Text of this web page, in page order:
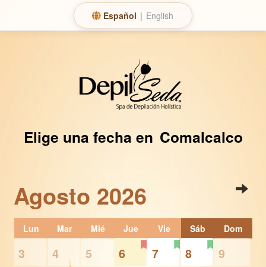
Español | English
Elige una fecha en Comalcalco
Agosto 2026
Lun Mar Mié Jue Vie Sáb Dom
3 4 5 6 7 8
9